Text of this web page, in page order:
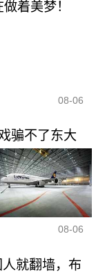
着美梦！
08-06
骗不了东大
08-06
就翻墙，布